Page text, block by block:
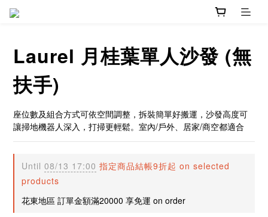
Laurel 月桂葉單人沙發 (無
扶手)
座位數及組合方式可依空間調整，拆裝簡單好搬運，沙發高度可
讓掃地機器人深入，打掃更輕鬆。室內/戶外、居家/商空都適合
Until 08/13 17:00 指定商品結帳9折起 on selected
products
花東地區 訂單金額滿20000 享免運 on order